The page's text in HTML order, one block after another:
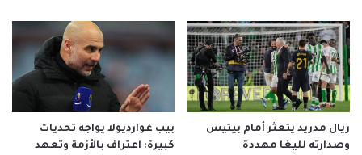
ريال مدريد يتعثر أمام بيتيس
وصدارته لليغا مهددة
بيب غوارديولا يواجه تحديات
كبيرة: اعتراف بالأزمة وتعهد